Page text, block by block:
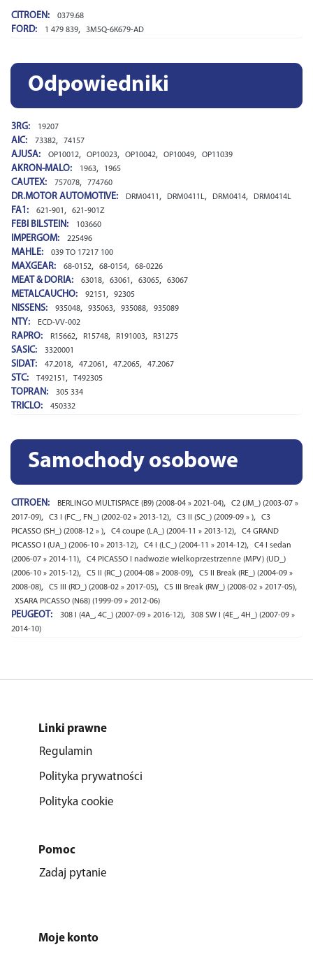
CITROEN: 0379.68
FORD: 1 479 839, 3M5Q-6K679-AD
Odpowiedniki
3RG: 19207
AIC: 73382, 74157
AJUSA: OP10012, OP10023, OP10042, OP10049, OP11039
AKRON-MALO: 1963, 1965
CAUTEX: 757078, 774760
DR.MOTOR AUTOMOTIVE: DRM0411 , DRM0411L, DRM0414, DRM0414L
FA1: 621-901 , 621-901Z
FEBI BILSTEIN: 103660
IMPERGOM: 225496
MAHLE: 039 TO 17217 100
MAXGEAR: 68-0152, 68-0154, 68-0226
MEAT & DORIA: 63018, 63061 , 63065, 63067
METALCAUCHO: 92151 , 92305
NISSENS: 935048, 935063, 935088, 935089
NTY: ECD-VV-002
RAPRO: R15662, R15748, R191003, R31275
SASIC: 3320001
SIDAT: 47.2018, 47.2061 , 47.2065, 47.2067
STC: T492151 , T492305
TOPRAN: 305 334
TRICLO: 450332
Samochody osobowe
CITROEN: BERLINGO MULTISPACE (B9) (2008-04 » 2021-04),
C2 (JM_) (2003-07 »
2017-09), C3 I (FC_, FN_) (2002-02 » 2013-12), C3 II (SC_) (2009-09 » ),
C3
PICASSO (SH_) (2008-12 » ), C4 coupe (LA_) (2004-11 » 2013-12),
C4 GRAND
PICASSO I (UA_) (2006-10 » 2013-12), C4 I (LC_) (2004-11 » 2014-12),
C4 I sedan
(2006-07 » 2014-11),
C4 PICASSO I nadwozie wielkoprzestrzenne (MPV) (UD_)
(2006-10 » 2015-12), C5 II (RC_) (2004-08 » 2008-09),
C5 II Break (RE_) (2004-09 »
2008-08), C5 III (RD_) (2008-02 » 2017-05), C5 III Break (RW_) (2008-02 » 2017-05),
XSARA PICASSO (N68) (1999-09 » 2012-06)
PEUGEOT: 308 I (4A_, 4C_) (2007-09 » 2016-12),
308 SW I (4E_, 4H_) (2007-09 »
2014-10)
Linki prawne
Regulamin
Polityka prywatności
Polityka cookie
Pomoc
Zadaj pytanie
Moje konto